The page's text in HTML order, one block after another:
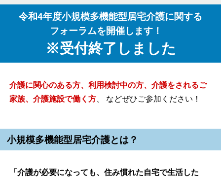
令和4年度小規模多機能型居宅介護に関する
フォーラムを開催します！
※受付終了しました
介護に関心のある方、利用検討中の方、介護をされるご
家族、介護施設で働く方 、 などぜひご参加ください！
小規模多機能型居宅介護とは？
「介護が必要になっても、住み慣れた自宅で生活した